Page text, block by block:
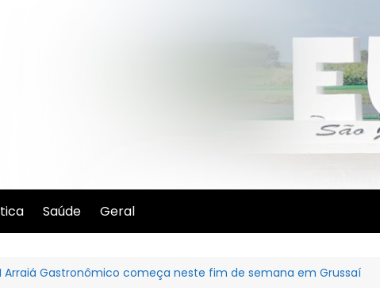
Saúde Geral
Arraiá Gastronômico começa neste fim de semana em Grussaí